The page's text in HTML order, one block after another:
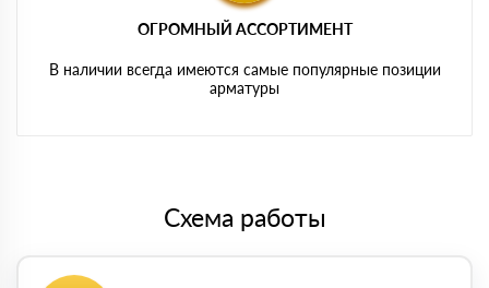
ОГРОМНЫЙ АССОРТИМЕНТ
В наличии всегда имеются самые популярные позиции
арматуры
Схема работы